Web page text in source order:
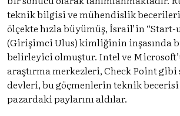
teknik bilgisi ve mühendislik
ölçekte hızla büyümüş, İsrail’in “Start-
(Girişimci Ulus) kimliğinin inşasında
belirleyici olmuştur. Intel ve
araştırma merkezleri, Check Point
devleri, bu göçmenlerin teknik becerisi
pazardaki paylarını aldılar.